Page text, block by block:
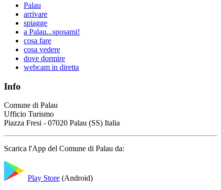
Palau
arrivare
spiagge
a Palau...sposami!
cosa fare
cosa vedere
dove dormire
webcam in diretta
Info
Comune di Palau
Ufficio Turismo
Piazza Fresi - 07020 Palau (SS) Italia
Scarica l'App del Comune di Palau da:
Play Store (Android)